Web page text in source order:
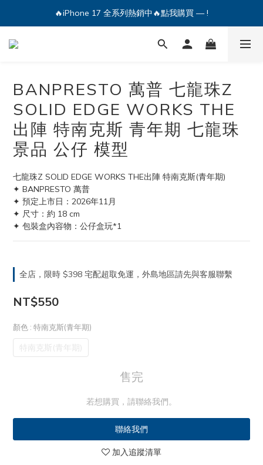
🔥iPhone 17 全系列熱銷中🔥點我購買 — !
🔥iPhone 17 全系列熱銷中🔥點我購買 — !
💕加入Q哥 Line 新好友領優惠券！🎫
BANPRESTO 萬普 七龍珠Z
SOLID EDGE WORKS THE
出陣 特南克斯 青年期 七龍珠
景品 公仔 模型
七龍珠Z SOLID EDGE WORKS THE出陣 特南克斯(青年期)
✦ BANPRESTO 萬普
✦ 預定上市日：2026年11月
✦ 尺寸：約 18 cm
✦ 包裝盒內容物：公仔盒玩*1
全店，限時 $398 宅配超取免運，外島地區請先與客服聯繫
NT$550
顏色 : 特南克斯(青年期)
特南克斯(青年期)
售完
若想購買，請聯絡我們。
聯絡我們
加入追蹤清單